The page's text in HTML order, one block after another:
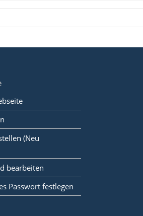
(Neu
bearbeiten
Passwort festlegen